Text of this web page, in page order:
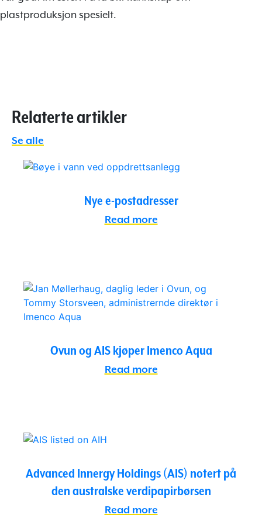
plastproduksjon spesielt.
Relaterte artikler
Se alle
Nye e-postadresser
Read more
Ovun og AIS kjøper Imenco Aqua
Read more
Advanced Innergy Holdings (AIS) notert på
den australske verdipapirbørsen
Read more